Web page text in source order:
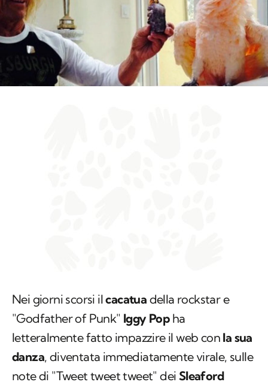
Nei giorni scorsi ilcacatua della rockstar e
"Godfather of Punk" Iggy Popha
letteralmente fatto impazzire il web con la sua
danza, diventata immediatamente virale, sulle
note di "Tweet tweet tweet" dei Sleaford